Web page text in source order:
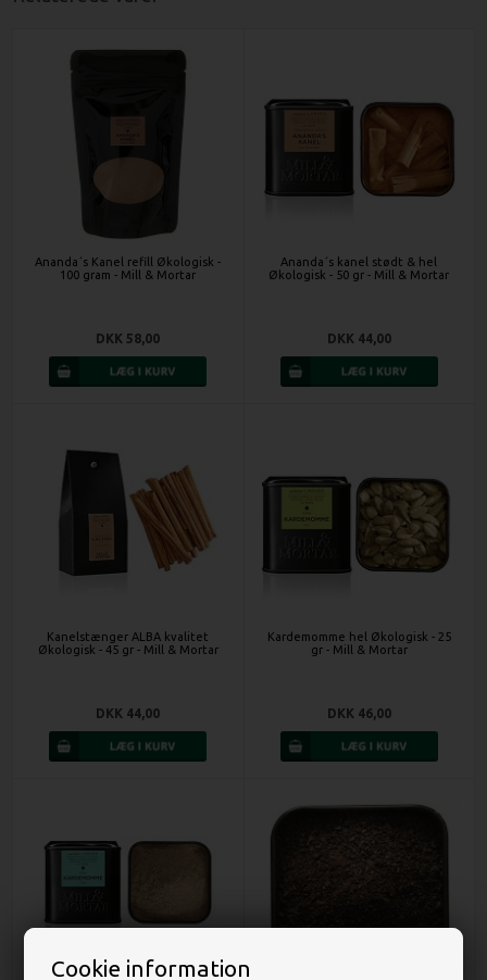
Cookie information
Ananda´s Kanel refill Økologisk -
100 gram - Mill & Mortar
DKK 58,00
Ananda´s kanel stødt & hel
Økologisk - 50 gr - Mill & Mortar
DKK 44,00
Kanelstænger ALBA kvalitet
Økologisk - 45 gr - Mill & Mortar
DKK 44,00
Kardemomme hel Økologisk - 25
gr - Mill & Mortar
DKK 46,00